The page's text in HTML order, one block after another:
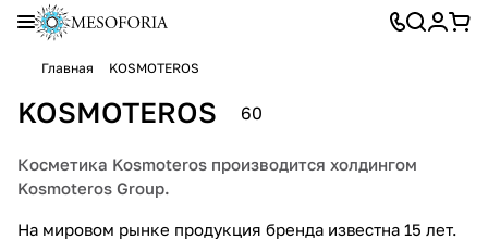
Главная KOSMOTEROS
KOSMOTEROS 60
Косметика Kosmoteros производится холдингом
Kosmoteros Group.
На мировом рынке продукция бренда известна 15 лет.